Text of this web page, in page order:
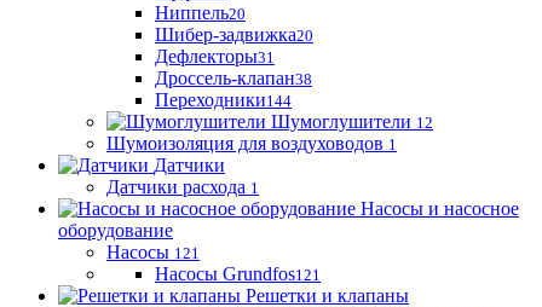
Ниппель20
Шибер-задвижка20
Дефлекторы31
Дроссель-клапан38
Переходники144
Шумоглушители 12
Шумоизоляция для воздуховодов 1
Датчики
Датчики расхода 1
Насосы и насосное
оборудование
Насосы 121
Насосы Grundfos121
Решетки и клапаны